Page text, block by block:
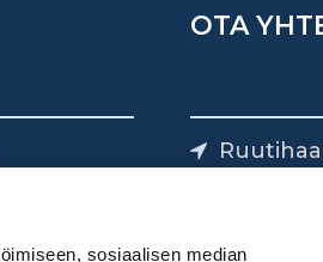
sosiaalisen median
OTA